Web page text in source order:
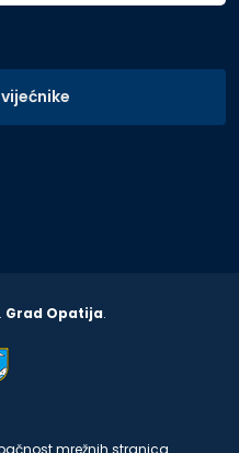
Grad Opatija.
mrežnih stranica